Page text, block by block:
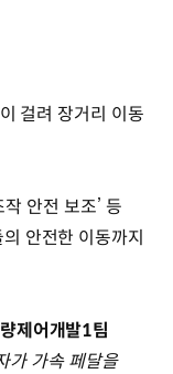
걸려 장거리 이동
안전 보조’ 등
안전한 이동까지
제어개발1팀
가 가속 페달을